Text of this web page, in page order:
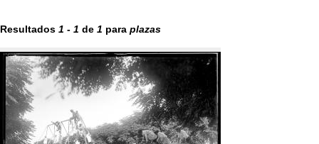
Resultados 1 - 1 de 1 para plazas